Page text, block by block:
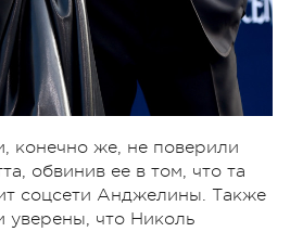
конечно же, не поверили
обвинив ее в том, что та
соцсети Анджелины. Также
уверены, что Николь